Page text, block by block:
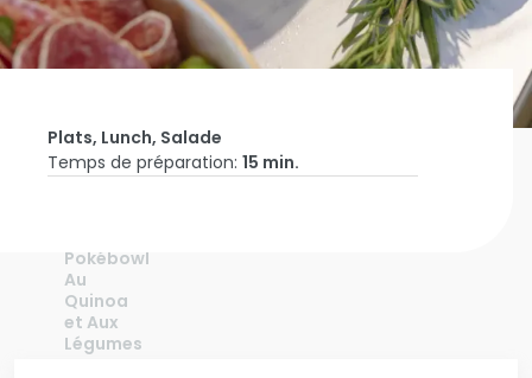
Pokébowl
Au
Quinoa
et Aux
Légumes
Plats, Lunch, Salade
Temps de préparation: 15 min.